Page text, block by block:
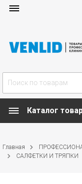
Каталог
Главная
САЛФЕТКИ И ТРЯПКИ